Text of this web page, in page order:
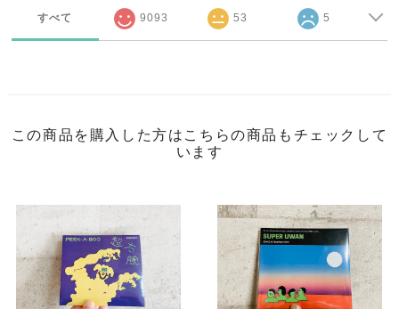
すべて 9093 53 5
この商品を購入した方はこちらの商品もチェックして
います